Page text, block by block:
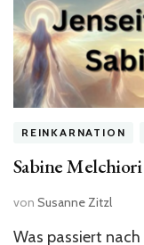
REINKARNATION
Sabine
von Susanne Zitzl
Was passiert